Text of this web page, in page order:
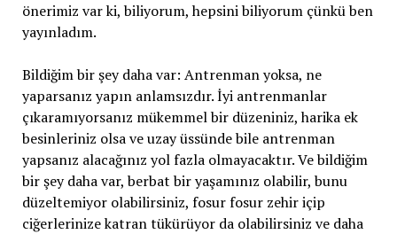
önerimiz var ki, biliyorum, hepsini biliyorum çünkü ben
yayınladım.
Bildiğim bir şey daha var: Antrenman yoksa, ne
yaparsanız yapın anlamsızdır. İyi antrenmanlar
çıkaramıyorsanız mükemmel bir düzeniniz, harika ek
besinleriniz olsa ve uzay üssünde bile antrenman
yapsanız alacağınız yol fazla olmayacaktır. Ve bildiğim
bir şey daha var, berbat bir yaşamınız olabilir, bunu
düzeltemiyor olabilirsiniz, fosur fosur zehir içip
ciğerlerinize katran tükürüyor da olabilirsiniz ve daha